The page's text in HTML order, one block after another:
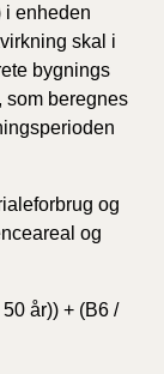
i enheden
skal i
bygnings
som beregnes
og
og
50 år)) + (B6 /